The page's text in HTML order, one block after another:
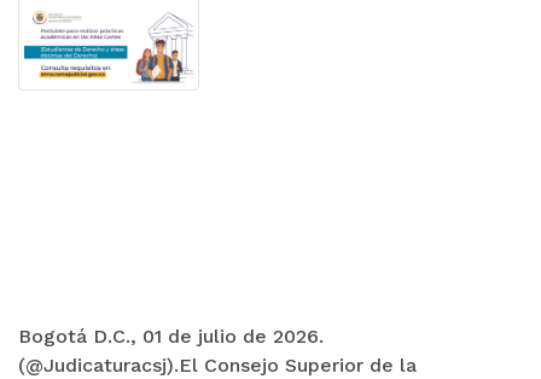
Bogotá D.C., 01 de julio de 2026.
(@Judicaturacsj).El Consejo Superior de la